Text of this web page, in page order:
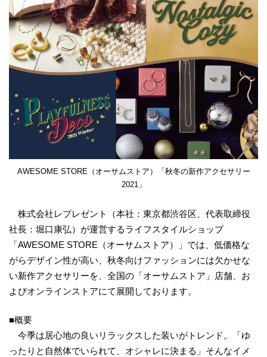
AWESOME STORE（オーサムストア）「秋冬の新作アクセサリー
2021」
株式会社レプレゼント（本社：東京都渋谷区、代表取締役
社長：堀口康弘）が運営するライフスタイルショップ
「AWESOME STORE（オーサムストア）」では、低価格な
がらデザイン性が高い、秋冬向けファッションには欠かせな
い新作アクセサリーを、全国の「オーサムストア」店舗、お
よびオンラインストアにて展開しております。
■概要
今季は居心地の良いリラックスした装いがトレンド。「ゆ
ったりと自然体でいられて、オシャレに決まる」そんなイメ